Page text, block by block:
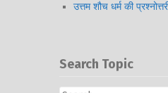
उत्तम शौच धर्म की
Search Topic